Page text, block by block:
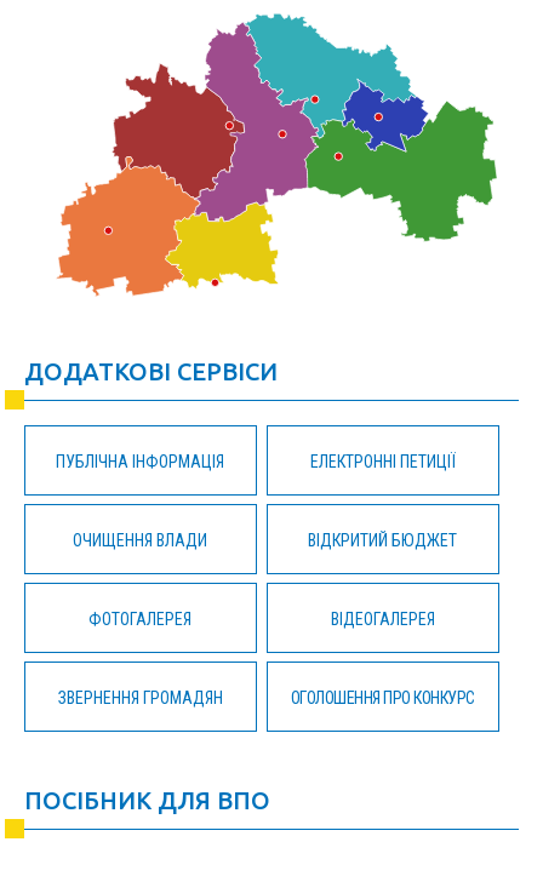
ДОДАТКОВІ СЕРВІСИ
ПУБЛІЧНА ІНФОРМАЦІЯ ЕЛЕКТРОННІ ПЕТИЦІЇ
ОЧИЩЕННЯ ВЛАДИ ВІДКРИТИЙ БЮДЖЕТ
ФОТОГАЛЕРЕЯ ВІДЕОГАЛЕРЕЯ
ЗВЕРНЕННЯ ГРОМАДЯН ОГОЛОШЕННЯ ПРО КОНКУРС
ПОСІБНИК ДЛЯ ВПО